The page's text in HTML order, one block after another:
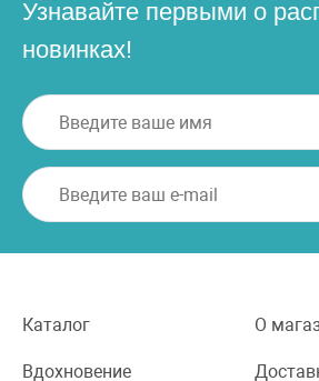
Узнавайте первыми о
новинках!
Каталог О
Вдохновение